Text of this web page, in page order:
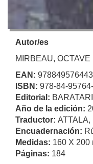
Autor/es
MIRBEAU, OCTAVE
EAN:
ISBN: 978-84-
Editorial:
Año de la edición:
Traductor: ATTALA,
Encuadernación:
Medidas: 160 X 200
Páginas: 184